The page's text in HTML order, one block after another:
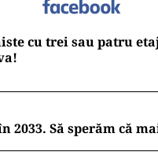
cu trei sau patru
2033. Să sperăm că